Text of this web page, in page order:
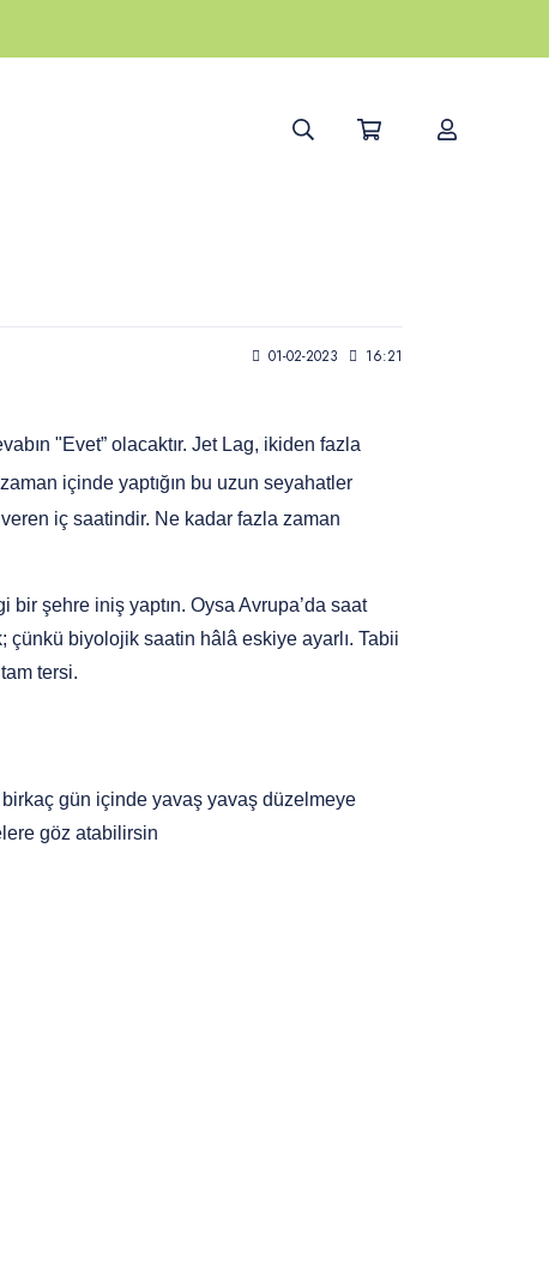
01-02-2023 16:21
"Evet” olacaktır. Jet Lag, ikiden fazla
zaman içinde yaptığın bu uzun seyahatler
iç saatindir. Ne kadar fazla zaman
şehre iniş yaptın. Oysa Avrupa’da saat
çünkü biyolojik saatin hâlâ eskiye ayarlı. Tabii
tersi.
gün içinde yavaş yavaş düzelmeye
göz atabilirsin